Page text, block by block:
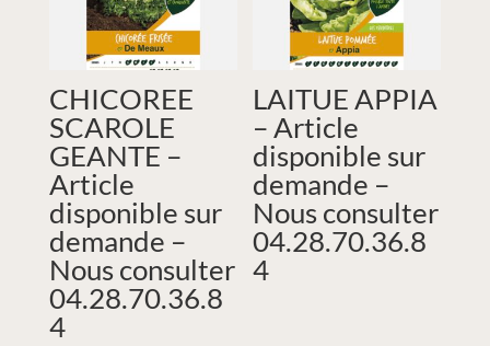
CHICOREE
SCAROLE
GEANTE –
Article
disponible sur
demande –
Nous consulter
04.28.70.36.8
4
LAITUE APPIA
– Article
disponible sur
demande –
Nous consulter
04.28.70.36.8
4